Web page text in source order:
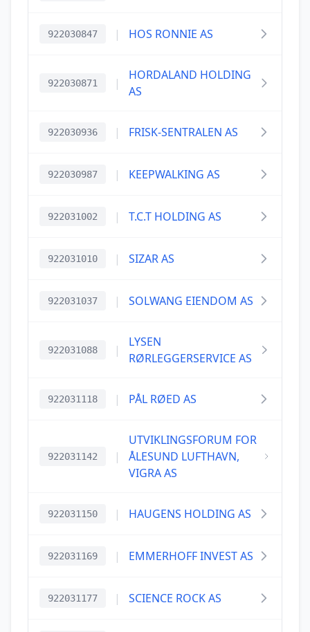
922030847 | HOS RONNIE AS
922030871 |
HORDALAND HOLDING
AS
922030936 | FRISK-SENTRALEN AS
922030987 | KEEPWALKING AS
922031002 | T.C.T HOLDING AS
922031010 | SIZAR AS
922031037 | SOLWANG EIENDOM AS
922031088 |
LYSEN
RØRLEGGERSERVICE AS
922031118 | PÅL RØED AS
922031142 |
UTVIKLINGSFORUM FOR
ÅLESUND LUFTHAVN,
VIGRA AS
922031150 | HAUGENS HOLDING AS
922031169 | EMMERHOFF INVEST AS
922031177 | SCIENCE ROCK AS